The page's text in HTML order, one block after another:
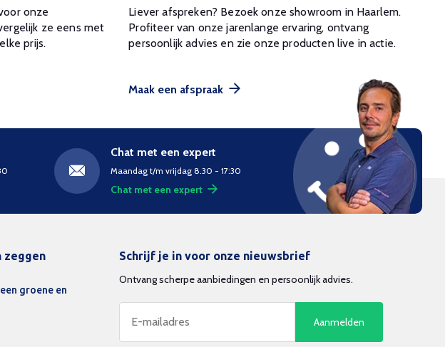
onze
ze eens met
prijs.
Liever afspreken? Bezoek onze showroom in Haarlem.
Profiteer van onze jarenlange ervaring, ontvang
persoonlijk advies en zie onze producten live in actie.
Maak een afspraak
Chat met een expert
Maandag t/m vrijdag 8.30 - 17:30
Chat met een expert
zeggen
groene en
Schrijf je in voor onze nieuwsbrief
Ontvang scherpe aanbiedingen en persoonlijk advies.
Aanmelden